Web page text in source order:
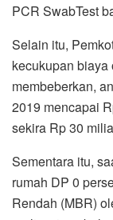
PCR SwabTest
Selain itu,
kecukupan
membeberkan,
2019 mencapai
sekira Rp 30
Sementara itu,
rumah DP 0
Rendah (MBR)